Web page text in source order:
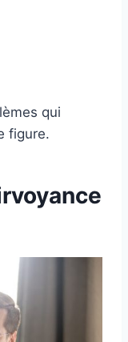
qui
figure.